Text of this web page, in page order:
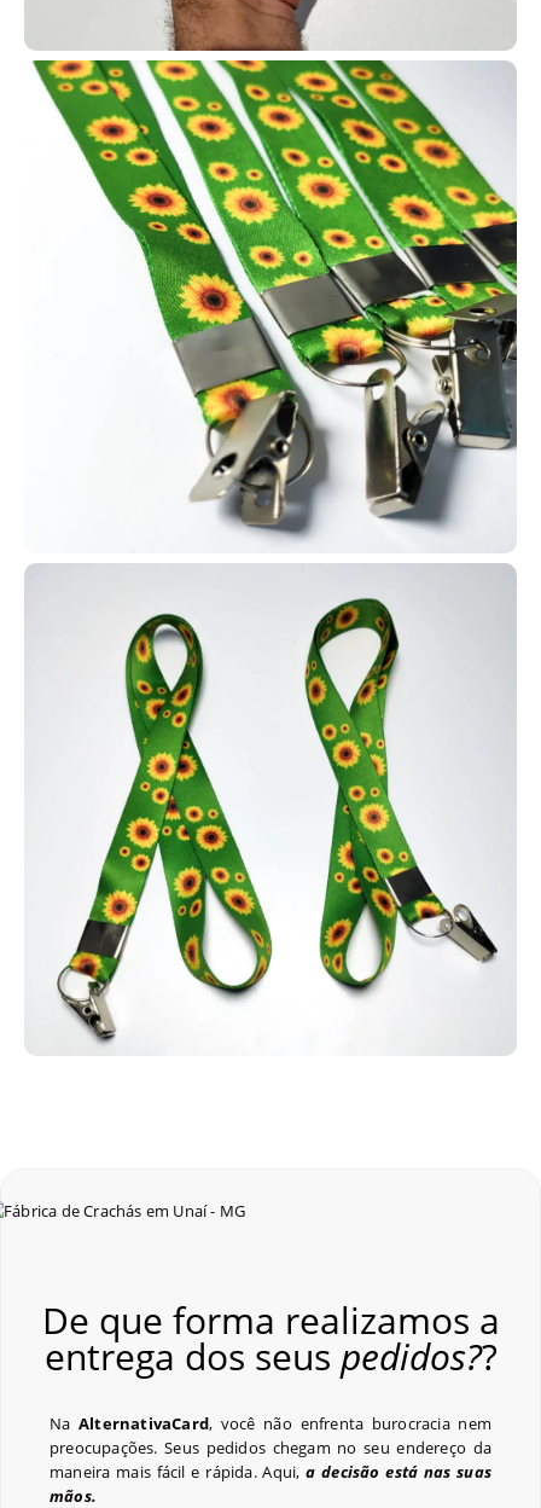
De que forma realizamos a
entrega dos seus pedidos??
NaAlternativaCard, você não enfrenta burocracia nem
preocupações. Seus pedidos chegam no seu endereço da
maneira mais fácil e rápida. Aqui,a decisão está nas suas
mãos.